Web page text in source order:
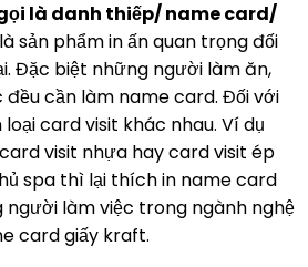
là danh thiếp/ name card/
sản phẩm in ấn quan trọng đối
Đặc biệt những người làm ăn,
cần làm name card. Đối với
card visit khác nhau. Ví dụ
visit nhựa hay card visit ép
spa thì lại thích in name card
người làm việc trong ngành nghệ
card giấy kraft.